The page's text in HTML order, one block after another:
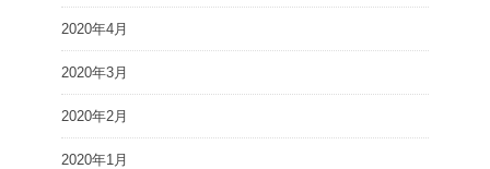
2020年4月
2020年3月
2020年2月
2020年1月